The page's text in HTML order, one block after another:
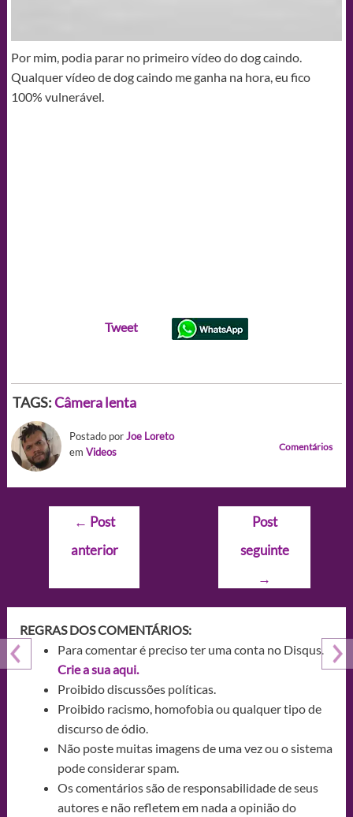
Por mim, podia parar no primeiro vídeo do dog caindo.
Qualquer vídeo de dog caindo me ganha na hora, eu fico
100% vulnerável.
Tweet
TAGS:Câmera lenta
Postado porJoe Loreto
em Videos Comentários
Navegação
Post
← Post
anterior
Post
seguinte
→
REGRAS DOS COMENTÁRIOS:
Para comentar é preciso ter uma conta no Disqus.
Crie a sua aqui.
Proibido discussões políticas.
Proibido racismo, homofobia ou qualquer tipo de
discurso de ódio.
Não poste muitas imagens de uma vez ou o sistema
pode considerar spam.
Os comentários são de responsabilidade de seus
autores e não refletem em nada a opinião do